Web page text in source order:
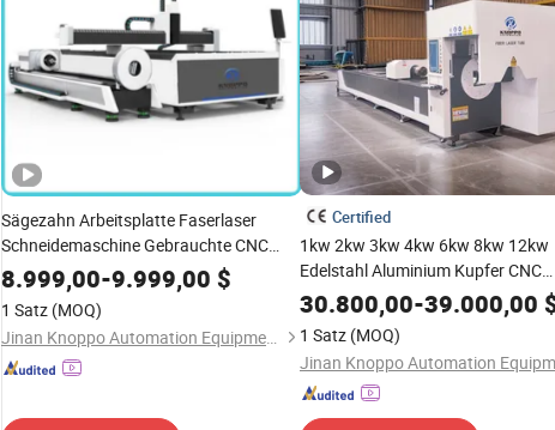
Sägezahn Arbeitsplatte Faserlaser
Schneidemaschine Gebrauchte CNC
Laserschneidemaschine für Metallplatte
Messingblech für Rohre und Rohre
8.999,00-9.999,00 $
1 Satz (MOQ)
Jinan Knoppo Automation Equipment Co., Ltd.
Certified
1kw 2kw 3kw 4kw 6kw 8kw 12kw
Edelstahl Aluminium Kupfer CNC
Metallrohr Rohr Faserlaser
Schneidemaschine
30.800,00-39.000,00
1 Satz (MOQ)